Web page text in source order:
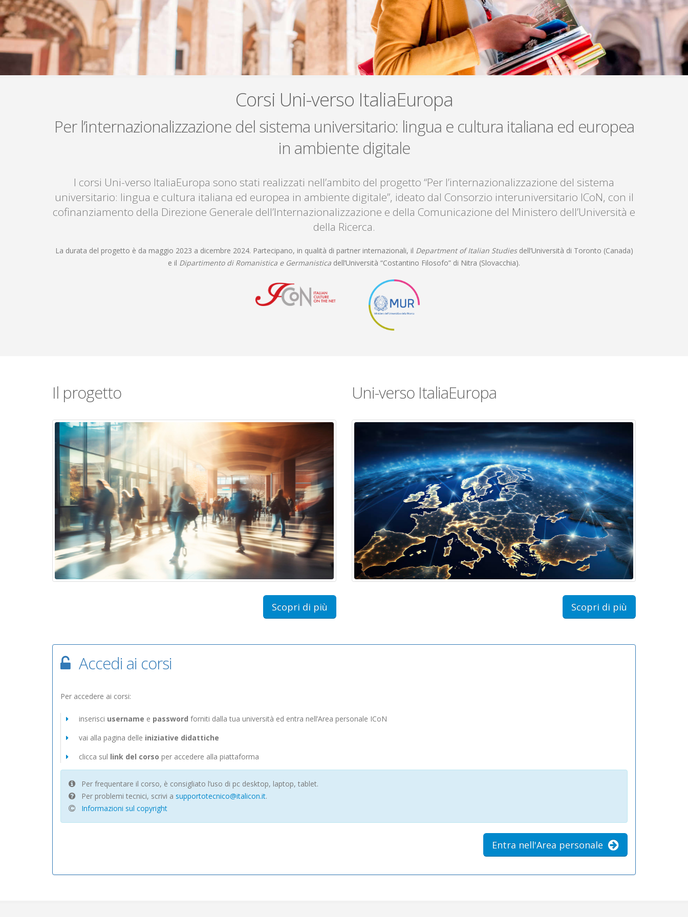
Corsi Uni-verso ItaliaEuropa
Per l’internazionalizzazione del sistema universitario: lingua e cultura italiana ed europea
in ambiente digitale
I corsi Uni-verso ItaliaEuropa sono stati realizzati nell’ambito del progetto “Per l’internazionalizzazione del sistema
universitario: lingua e cultura italiana ed europea in ambiente digitale”, ideato dal Consorzio interuniversitario ICoN, con il
cofinanziamento della Direzione Generale dell’Internazionalizzazione e della Comunicazione del Ministero dell’Università e
della Ricerca.
La durata del progetto è da maggio 2023 a dicembre 2024. Partecipano, in qualità di partner internazionali, il Department of Italian Studiesdell’Università di Toronto (Canada)
e il Dipartimento di Romanistica e Germanistica dell’Università “Costantino Filosofo” di Nitra (Slovacchia).
Il progetto
Scopri di più
Uni-verso ItaliaEuropa
Scopri di più
Accedi ai corsi
Per accedere ai corsi:
inserisci username e password forniti dalla tua università ed entra nell’Area personale ICoN
vai alla pagina delle iniziative didattiche
clicca sul link del corso per accedere alla piattaforma
Per frequentare il corso, è consigliato l’uso di pc desktop, laptop, tablet.
Per problemi tecnici, scrivi a supportotecnico@italicon.it.
Informazioni sul copyright
Entra nell'Area personale